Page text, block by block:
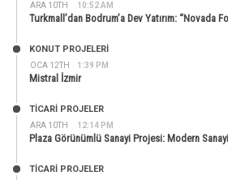
ARA 10TH 10:52 AM
Turkmall’dan Bodrum’a Dev Yatırım: “Novada
OCA 12TH 1:39 PM
KONUT PROJELERI
Mistral İzmir
ARA 10TH 12:14 PM
TİCARİ PROJELER
Plaza Görünümlü Sanayi Projesi: Modern
TİCARİ PROJELER